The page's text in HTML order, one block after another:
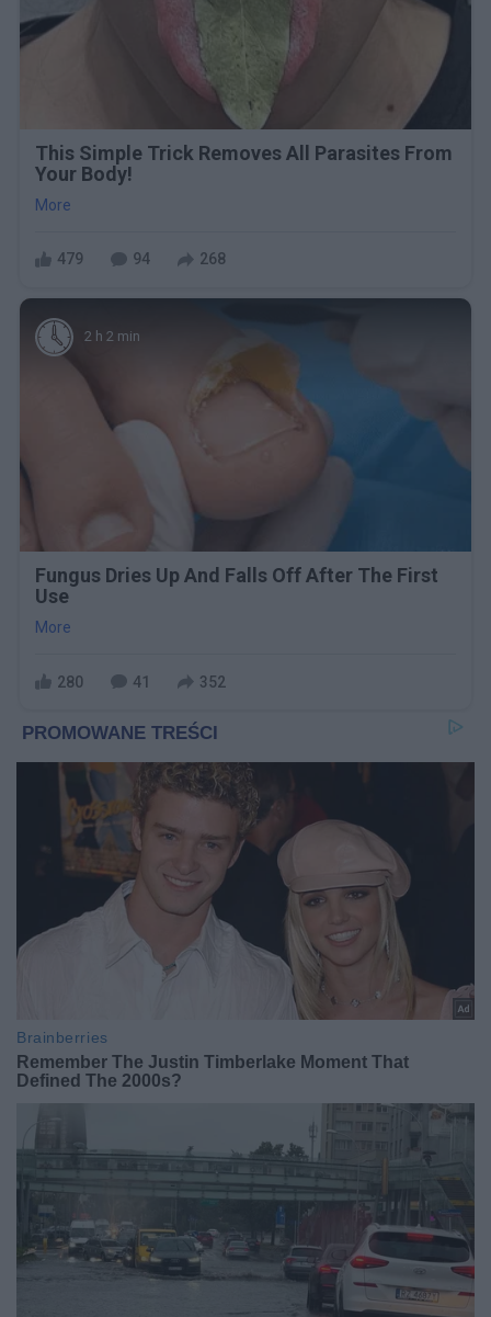
This Simple Trick Removes All Parasites From
Your Body!
More
479 94 268
2 h 2 min
Fungus Dries Up And Falls Off After The First
Use
More
280 41 352